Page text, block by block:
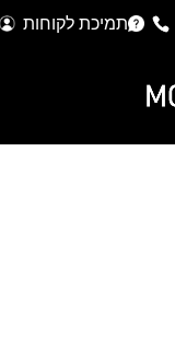
תמיכת לקוחות